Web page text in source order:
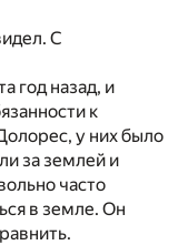
С
год назад, и
к
у них было
за землей и
часто
в земле. Он